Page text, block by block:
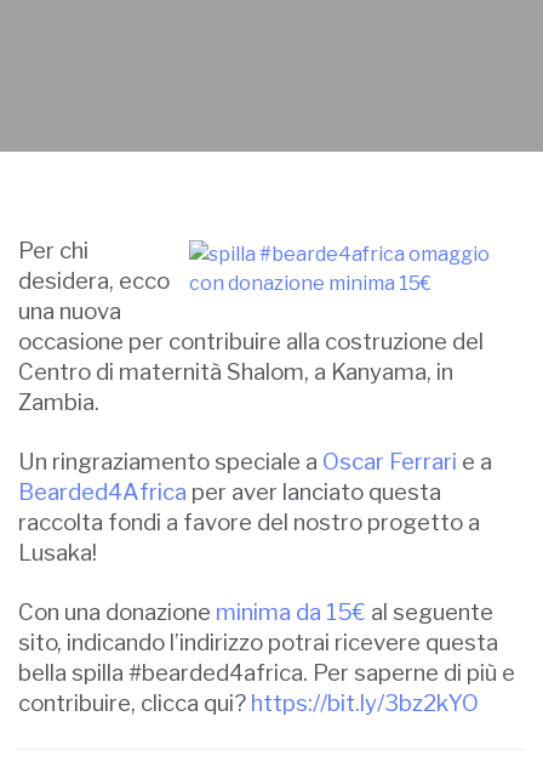
Per chi
desidera, ecco
una nuova
occasione per contribuire alla costruzione del
Centro di maternità Shalom, a Kanyama, in
Zambia.
Un ringraziamento speciale a Oscar Ferrari e a
Bearded4Africa per aver lanciato questa
raccolta fondi a favore del nostro progetto a
Lusaka!
Con una donazione minima da 15€ al seguente
sito, indicando l’indirizzo potrai ricevere questa
bella spilla #bearded4africa. Per saperne di più e
contribuire, clicca qui? https://bit.ly/3bz2kYO